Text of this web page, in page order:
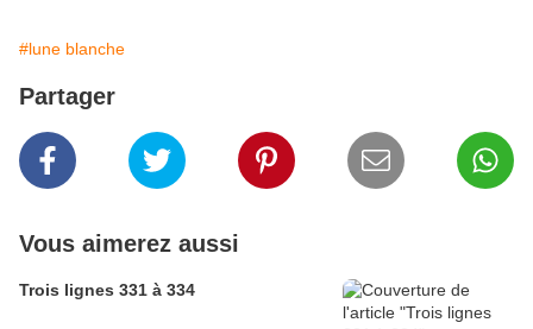
#lune blanche
Partager
Vous aimerez aussi
Trois lignes 331 à 334